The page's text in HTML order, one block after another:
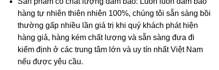
Tác dụng “Long” trong phong thủy
Long là con vật có mình dài, thân có nhiều vảy, trên đầu có
sừng như sừng hươu, chân có móng vuốt, có thể tự do
bay lượn trên trời cũng như dưới nước. Trong phong thủy,
hàng tự nhiên thiên nhiên 100%, chúng tôi sẵn sàng bồi
thường gấp nhiều lần giá trị khi quý khách phát hiện
hàng giả, hàng kém chất lượng và sẵn sàng đưa đi
kiểm định ở các trung tâm lớn và uy tín nhất Việt Nam
nếu được yêu cầu.